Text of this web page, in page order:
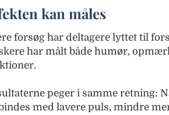
kan måles
forsøg har deltagere lyttet til
har målt både humør,
peger i samme retning:
med lavere puls, mindre